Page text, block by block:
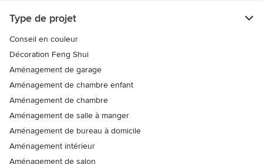
Type de projet
Conseil en couleur
Décoration Feng Shui
Aménagement de garage
Aménagement de chambre enfant
Aménagement de chambre
Aménagement de salle à manger
Aménagement de bureau à domicile
Aménagement intérieur
Aménagement de salon